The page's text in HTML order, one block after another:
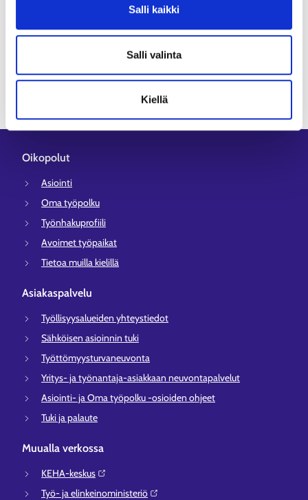
Salli kaikki
Salli valinta
Kiellä
Oikopolut
Asiointi
Oma työpolku
Työnhakuprofiili
Avoimet työpaikat
Tietoa muilla kielillä
Asiakaspalvelu
Työllisyysalueiden yhteystiedot
Sähköisen asioinnin tuki
Työttömyysturvaneuvonta
Yritys- ja työnantaja-asiakkaan neuvontapalvelut
Asiointi- ja Oma työpolku -osioiden ohjeet
Tuki ja palaute
Muualla verkossa
KEHA-keskus⁠
Työ- ja elinkeinoministeriö⁠